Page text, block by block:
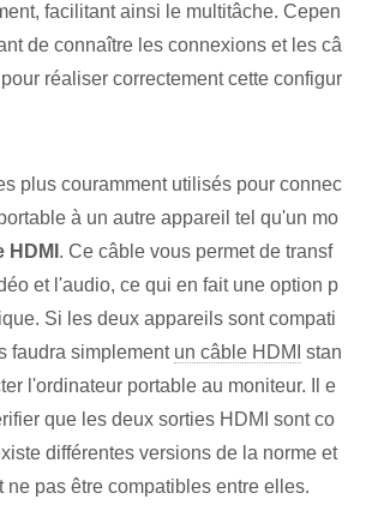
facilitant ainsi le multitâche. Cepen
de connaître les connexions et les câ
réaliser correctement cette configur
plus couramment utilisés pour connec
à un autre⁤ appareil⁢ tel qu'un ⁢mo
HDMI . ‌Ce câble vous permet de transf
et l'audio, ce qui en fait une option ‌p
Si les deux appareils sont compati
faudra simplement un câble HDMI ⁢stan
l'ordinateur portable au moniteur. Il e
que les deux sorties HDMI sont co
différentes versions de la norme et
ne pas être compatibles entre elles.